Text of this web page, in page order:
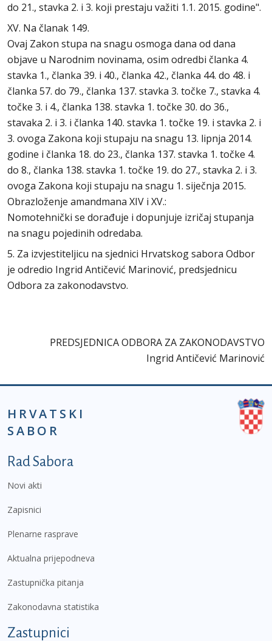
do 21., stavka 2. i 3. koji prestaju važiti 1.1. 2015. godine".
XV. Na članak 149.
Ovaj Zakon stupa na snagu osmoga dana od dana
objave u Narodnim novinama, osim odredbi članka 4.
stavka 1., članka 39. i 40., članka 42., članka 44. do 48. i
članka 57. do 79., članka 137. stavka 3. točke 7., stavka 4.
točke 3. i 4., članka 138. stavka 1. točke 30. do 36.,
stavaka 2. i 3. i članka 140. stavka 1. točke 19. i stavka 2. i
3. ovoga Zakona koji stupaju na snagu 13. lipnja 2014.
godine i članka 18. do 23., članka 137. stavka 1. točke 4.
do 8., članka 138. stavka 1. točke 19. do 27., stavka 2. i 3.
ovoga Zakona koji stupaju na snagu 1. siječnja 2015.
Obrazloženje amandmana XIV i XV.:
Nomotehnički se dorađuje i dopunjuje izričaj stupanja
na snagu pojedinih odredaba.
5. Za izvjestiteljicu na sjednici Hrvatskog sabora Odbor
je odredio Ingrid Antičević Marinović, predsjednicu
Odbora za zakonodavstvo.
PREDSJEDNICA ODBORA ZA ZAKONODAVSTVO
Ingrid Antičević Marinović
HRVATSKI
SABOR
Podnožje prvi izbornik
Rad Sabora
Novi akti
Zapisnici
Plenarne rasprave
Aktualna prijepodneva
Zastupnička pitanja
Zakonodavna statistika
Zastupnici